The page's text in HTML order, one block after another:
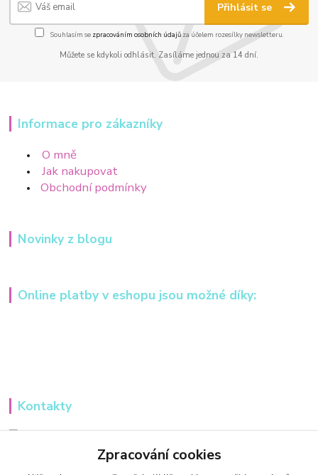
Přihlásit se
Souhlasím se zpracováním osobních údajůza účelem rozesílky newsletteru.
Můžete se kdykoli odhlásit. Zasíláme jednou za 14 dní.
Informace pro zákazníky
O mně
Jak nakupovat
Obchodní podmínky
Novinky z blogu
Online platby v eshopu jsou možné díky:
Kontakty
+420 607984148
Zpracování cookies